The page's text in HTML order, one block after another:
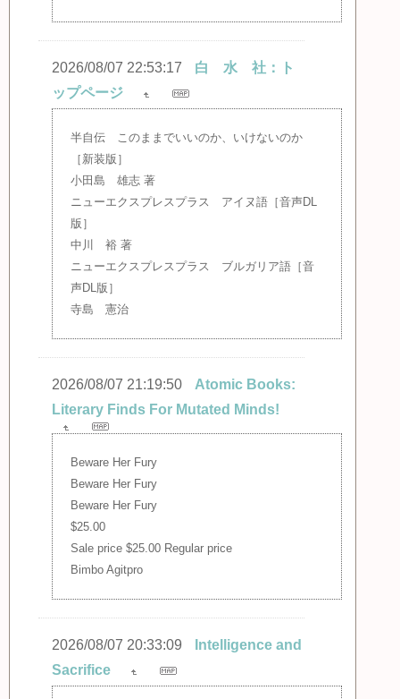
2026/08/07 22:53:17
白 水 社：ト
ップページ
半自伝 このままでいいのか、いけないのか
［新装版］
小田島 雄志 著
ニューエクスプレスプラス アイヌ語［音声DL
版］
中川 裕 著
ニューエクスプレスプラス ブルガリア語［音
声DL版］
寺島 憲治
2026/08/07 21:19:50
Atomic Books:
Literary Finds For Mutated Minds!
Beware Her Fury
Beware Her Fury
Beware Her Fury
$25.00
Sale price $25.00 Regular price
Bimbo Agitpro
2026/08/07 20:33:09
Intelligence and
Sacrifice